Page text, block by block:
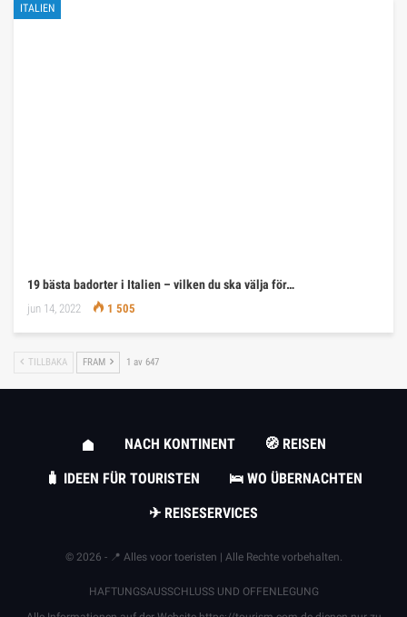
ITALIEN
19 bästa badorter i Italien – vilken du ska välja för…
jun 14, 2022 1 505
TILLBAKA FRAM 1 av 647
NACH KONTINENT
🧭 REISEN
🧳 IDEEN FÜR TOURISTEN
🛌 WO ÜBERNACHTEN
✈ REISESERVICES
© 2026 - 📍 Alles voor toeristen | Alle Rechte vorbehalten.
HAFTUNGSAUSSCHLUSS UND OFFENLEGUNG